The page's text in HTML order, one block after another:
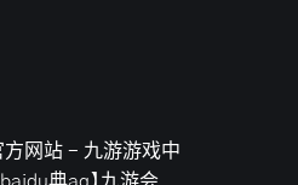
网站 - 九游游戏中